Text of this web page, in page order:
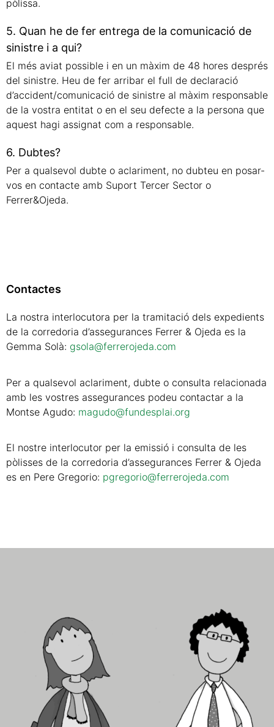
pòlissa.
5. Quan he de fer entrega de la comunicació de
sinistre i a qui?
El més aviat possible i en un màxim de 48 hores després
del sinistre. Heu de fer arribar el full de declaració
d’accident/comunicació de sinistre al màxim responsable
de la vostra entitat o en el seu defecte a la persona que
aquest hagi assignat com a responsable.
6. Dubtes?
Per a qualsevol dubte o aclariment, no dubteu en posar-
vos en contacte amb Suport Tercer Sector o
Ferrer&Ojeda.
Contactes
La nostra interlocutora per la tramitació dels expedients
de la corredoria d’assegurances Ferrer & Ojeda es la
Gemma Solà: gsola@ferrerojeda.com
Per a qualsevol aclariment, dubte o consulta relacionada
amb les vostres assegurances podeu contactar a la
Montse Agudo: magudo@fundesplai.org
El nostre interlocutor per la emissió i consulta de les
pòlisses de la corredoria d’assegurances Ferrer & Ojeda
es en Pere Gregorio: pgregorio@ferrerojeda.com